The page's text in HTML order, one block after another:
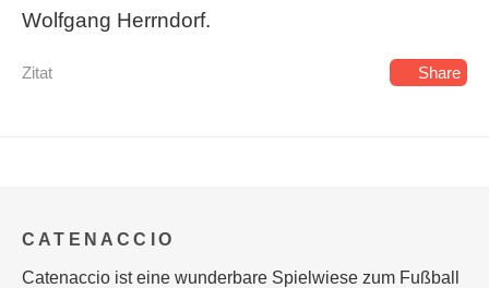
Wolfgang Herrndorf.
Zitat Share
CATENACCIO
Catenaccio ist eine wunderbare Spielwiese zum Fußball